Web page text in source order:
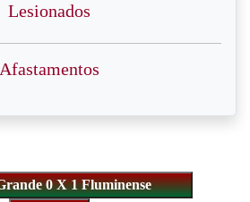
Lesionados
Afastamentos